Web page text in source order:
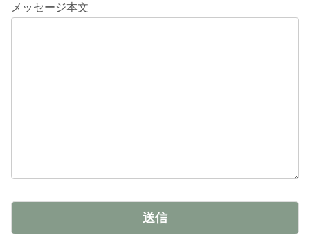
メッセージ本文